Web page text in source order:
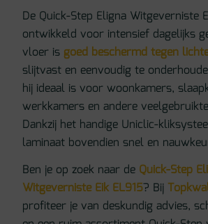
De Quick-Step Eligna Witgeverniste
ontwikkeld voor intensief dagelijks
vloer is goed beschermd tegen
slijtvast en eenvoudig te
hij ideaal is voor woonkamers,
werkkamers en andere
Dankzij het handige Uniclic-
laminaat bovendien snel en
Ben je op zoek naar de Quick-Step
Witgeverniste Eik EL915? Bij
profiteer je van deskundig advies,